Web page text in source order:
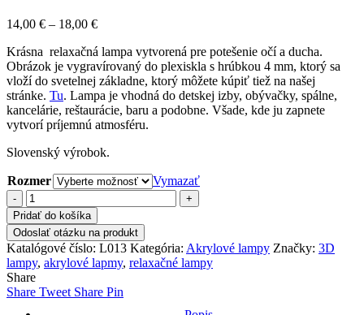
14,00 € – 18,00 €Price
14,00 €
through
18,00 €
Krásna relaxačná lampa vytvorená pre potešenie očí a ducha.
Obrázok je vygravírovaný do plexiskla s hrúbkou 4 mm, ktorý sa
vloží do svetelnej základne, ktorý môžete kúpiť tiež na našej
stránke. Tu. Lampa je vhodná do detskej izby, obývačky, spálne,
kancelárie, reštaurácie, baru a podobne. Všade, kde ju zapnete
vytvorí príjemnú atmosféru.
Slovenský výrobok.
Rozmer
Vymazať
množstvo
3D
Lampa
"Špirála"
L013
Pridať do košíka
Odoslať otázku na produkt
Katalógové číslo: L013 Kategória: Akrylové lampy Značky: 3D
lampy, akrylové lapmy, relaxačné lampy
Share
Share Tweet Share Pin